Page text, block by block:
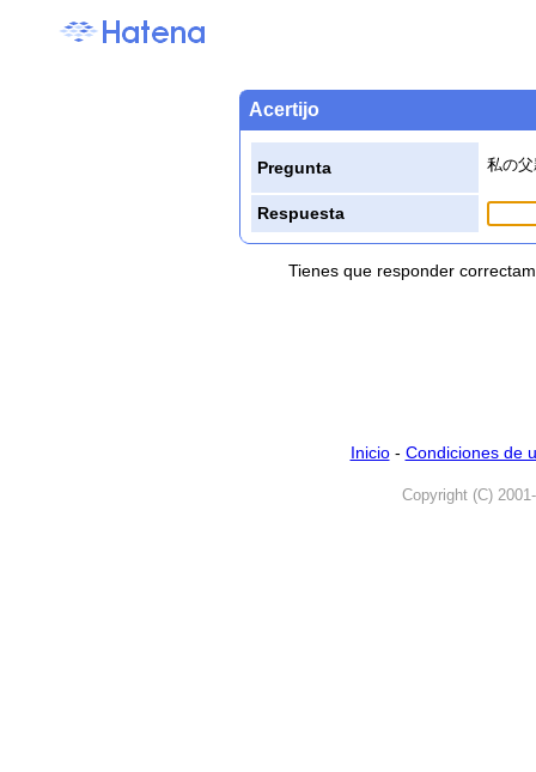
Acertijo
Pregunta 私の
Respuesta
Tienes que responder
Inicio- Condiciones de
Copyright (C)